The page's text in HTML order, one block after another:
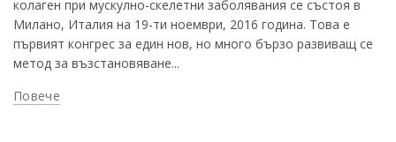
колаген при мускулно-скелетни заболявания се състоя в
Милано, Италия на 19-ти ноември, 2016 година. Това е
първият конгрес за един нов, но много бързо развиващ се
метод за възстановяване...
Повече